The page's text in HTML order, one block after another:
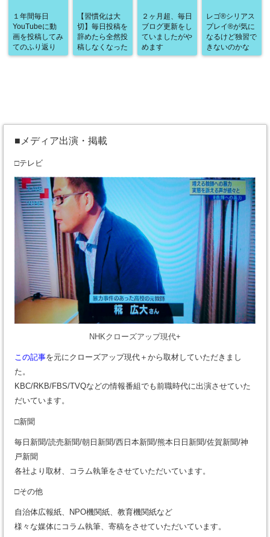
１年間毎日
YouTubeに動
画を投稿してみ
てのふり返り
【習慣化は大
切】毎日投稿を
辞めたら全然投
稿しなくなった
２ヶ月超、毎日
ブログ更新をし
ていましたがや
めます
レゴ®シリアス
プレイ®が気に
なるけど独習で
きないのかな
■メディア出演・掲載
□テレビ
NHKクローズアップ現代+
この記事を元にクローズアップ現代＋から取材していただきまし
た。
KBC/RKB/FBS/TVQなどの情報番組でも前職時代に出演させていた
だいています。
□新聞
毎日新聞/読売新聞/朝日新聞/西日本新聞/熊本日日新聞/佐賀新聞/神
戸新聞
各社より取材、コラム執筆をさせていただいています。
□その他
自治体広報紙、NPO機関紙、教育機関紙など
様々な媒体にコラム執筆、寄稿をさせていただいています。